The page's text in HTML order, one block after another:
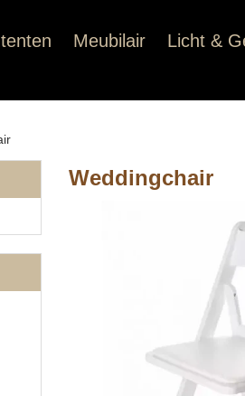
Meubilair Licht &
Weddingchair